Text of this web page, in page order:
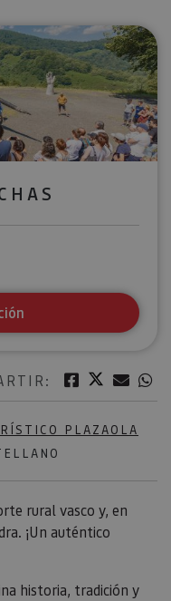
Facebook
Twitter
PLAZAOLA
rural vasco y, en
¡Un auténtico
historia, tradición y